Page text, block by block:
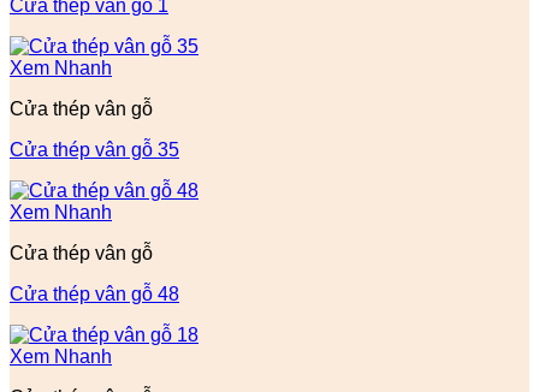
Cửa thép vân gỗ 1
Xem Nhanh
Cửa thép vân gỗ
Cửa thép vân gỗ 35
Xem Nhanh
Cửa thép vân gỗ
Cửa thép vân gỗ 48
Xem Nhanh